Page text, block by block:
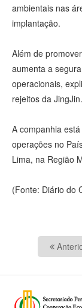
ambientais nas
implantação.
Além de
aumenta a
operacionais,
rejeitos da JingJin.
A companhia
operações no
Lima, na Região
(Fonte: Diário do